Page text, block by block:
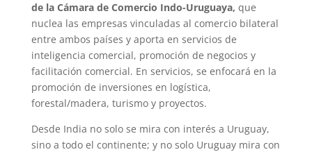
de la Cámara de Comercio Indo-Uruguaya, que
nuclea las empresas vinculadas al comercio bilateral
entre ambos países y aporta en servicios de
inteligencia comercial, promoción de negocios y
facilitación comercial. En servicios, se enfocará en la
promoción de inversiones en logística,
forestal/madera, turismo y proyectos.
Desde India no solo se mira con interés a Uruguay,
sino a todo el continente; y no solo Uruguay mira con